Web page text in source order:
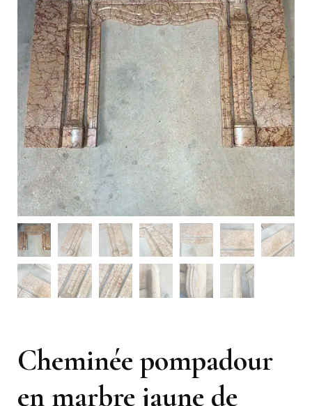
Cheminée pompadour
en marbre jaune de